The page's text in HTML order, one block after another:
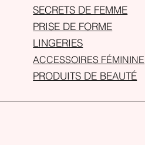
SECRETS DE FEMME
PRISE DE FORME
LINGERIES
ACCESSOIRES FÉMININE
PRODUITS DE BEAUTÉ